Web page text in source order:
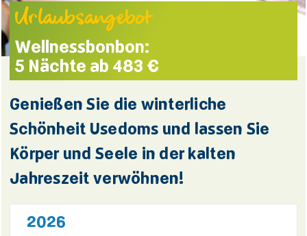
Urlaubsangebot
Wellnessbonbon:
5 Nächte ab 483 €
Genießen Sie die winterliche
Schönheit Usedoms und lassen Sie
Körper und Seele in der kalten
Jahreszeit verwöhnen!
2026